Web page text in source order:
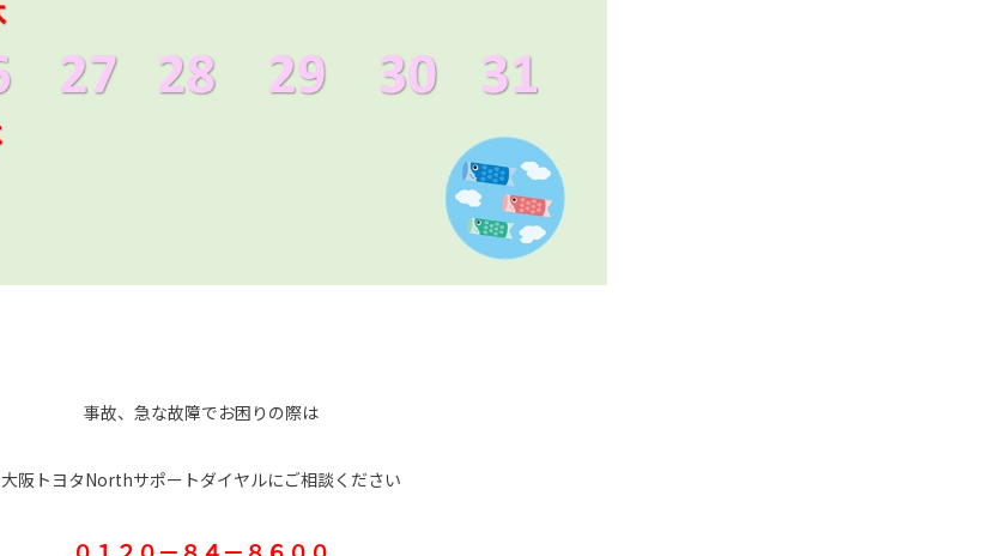
事故、急な故障でお困りの際は
大阪トヨタNorthサポートダイヤルにご相談ください